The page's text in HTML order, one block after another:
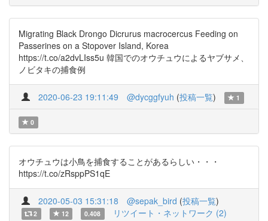
Migrating Black Drongo Dicrurus macrocercus Feeding on
Passerines on a Stopover Island, Korea
https://t.co/a2dvLIss5u 韓国でのオウチュウによるヤブサメ、
ノビタキの捕食例
2020-06-23 19:11:49 @dycggfyuh (投稿一覧) 1
0
オウチュウは小鳥を捕食することがあるらしい・・・
https://t.co/zRsppPS1qE
2020-05-03 15:31:18 @sepak_bird (投稿一覧)
2 12 0.408 リツイート・ネットワーク (2)